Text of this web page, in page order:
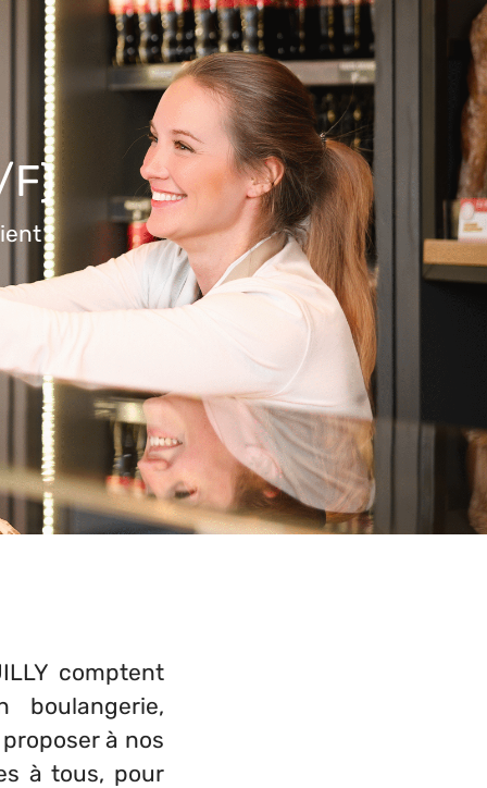
F)
!
comptent
à nos
à tous, pour